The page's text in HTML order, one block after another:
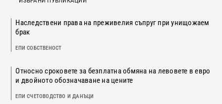
Наследствени права на преживелия съпруг при унищожаем
брак
ЕПИ СОБСТВЕНОСТ
Относно сроковете за безплатна обмяна на левовете в евро
и двойното обозначаване на цените
ЕПИ СЧЕТОВОДСТВО И ДАНЪЦИ